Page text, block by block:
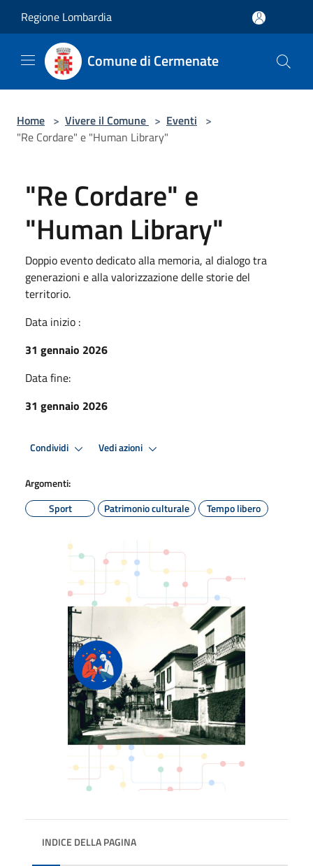
Regione Lombardia
Comune di Cermenate
Home > Vivere il Comune > Eventi >
"Re Cordare" e "Human Library"
"Re Cordare" e
"Human Library"
Doppio evento dedicato alla memoria, al dialogo tra
generazioni e alla valorizzazione delle storie del
territorio.
Data inizio :
31 gennaio 2026
Data fine:
31 gennaio 2026
Condividi Vedi azioni
Argomenti:
Sport
Patrimonio culturale Tempo libero
INDICE DELLA PAGINA